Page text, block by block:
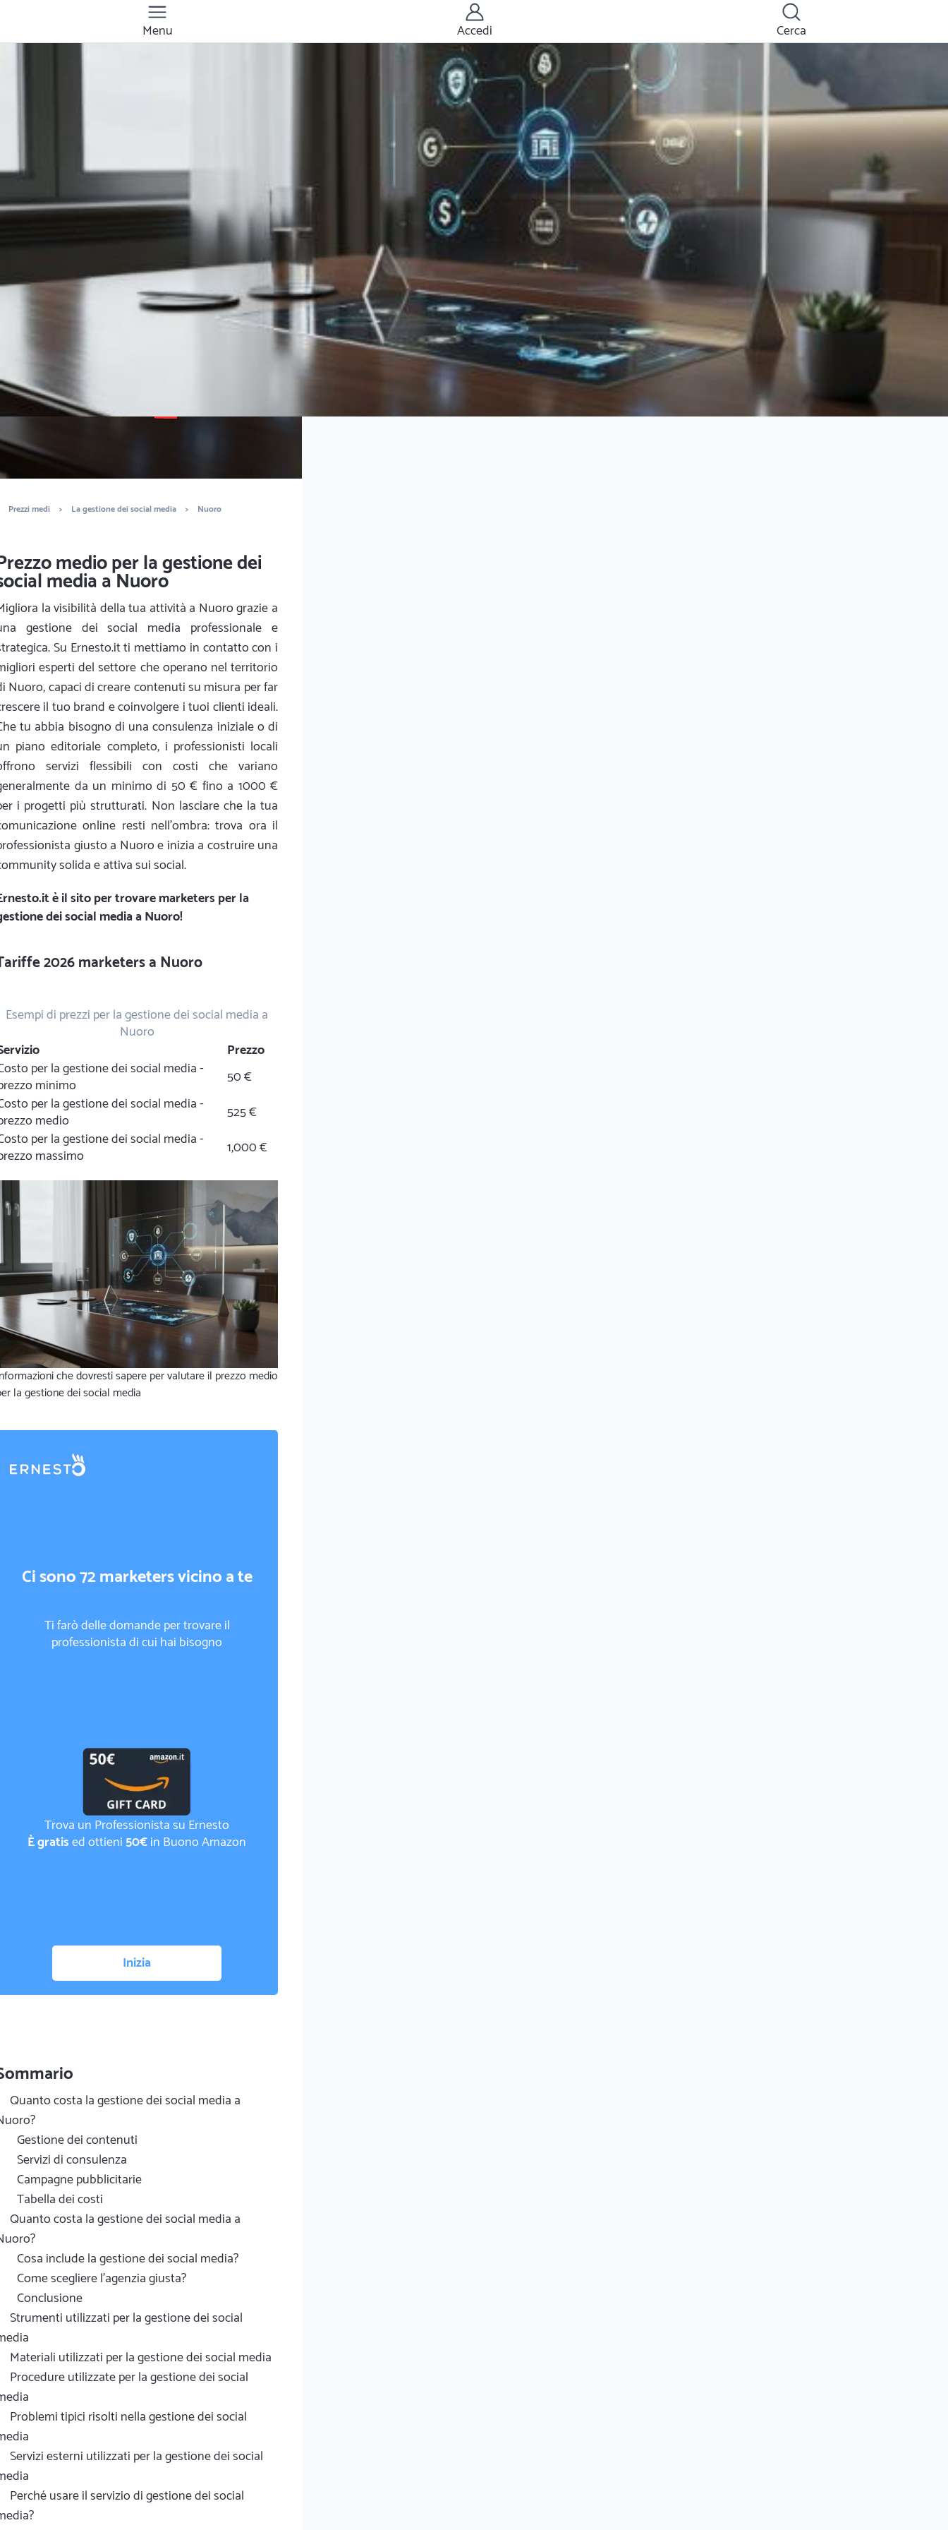
gestione dei social
media a Nuoro?
Prezzi e tariffe 2026
Il costo medio per la gestione dei social media
50€ a 1000€
Vuoi sapere il prezzo preciso per la gestione dei
social media? Ottieni preventivi gratuiti.
Prezzi medi > La gestione dei social media > Nuoro
medio per la gestione dei
media a Nuoro
la visibilità della tua attività a Nuoro grazie a
gestione dei social media professionale e
Su Ernesto.it ti mettiamo in contatto con i
esperti del settore che operano nel territorio
Nuoro, capaci di creare contenuti su misura per far
il tuo brand e coinvolgere i tuoi clienti ideali.
tu abbia bisogno di una consulenza iniziale o di
piano editoriale completo, i professionisti locali
servizi flessibili con costi che variano
da un minimo di 50 € fino a 1000 €
i progetti più strutturati. Non lasciare che la tua
online resti nell'ombra: trova ora il
giusto a Nuoro e inizia a costruire una
solida e attiva sui social.
è il sito per trovare marketers per la
dei social media a Nuoro!
2026 marketers a Nuoro
Esempi di prezzi per la gestione dei social media a
Nuoro
Prezzo
per la gestione dei social media -
minimo
50 €
per la gestione dei social media -
medio
525 €
per la gestione dei social media -
massimo
1,000 €
che dovresti sapere per valutare il prezzo medio
la gestione dei social media
Ci sono 72 marketers vicino a te
Ti farò delle domande per trovare il
professionista di cui hai bisogno
Trova un Professionista su Ernesto
È gratised ottieni50€in Buono Amazon
Inizia
Quanto costa la gestione dei social media a
Gestione dei contenuti
Servizi di consulenza
Campagne pubblicitarie
Tabella dei costi
Quanto costa la gestione dei social media a
Cosa include la gestione dei social media?
Come scegliere l'agenzia giusta?
Conclusione
Strumenti utilizzati per la gestione dei social
Materiali utilizzati per la gestione dei social media
Procedure utilizzate per la gestione dei social
Problemi tipici risolti nella gestione dei social
Servizi esterni utilizzati per la gestione dei social
Perché usare il servizio di gestione dei social
Menu Accedi Cerca